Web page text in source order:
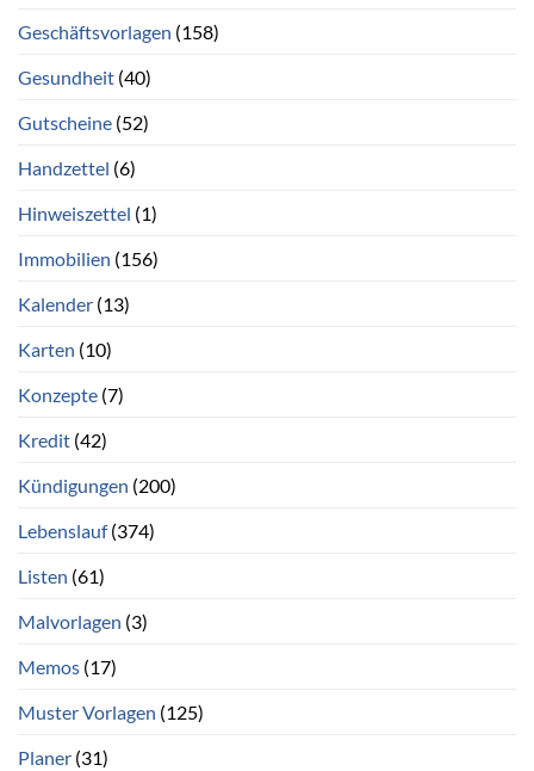
Geschäftsvorlagen (158)
Gesundheit (40)
Gutscheine (52)
Handzettel (6)
Hinweiszettel (1)
Immobilien (156)
Kalender (13)
Karten (10)
Konzepte (7)
Kredit (42)
Kündigungen (200)
Lebenslauf(374)
Listen (61)
Malvorlagen (3)
Memos (17)
Muster Vorlagen (125)
Planer (31)